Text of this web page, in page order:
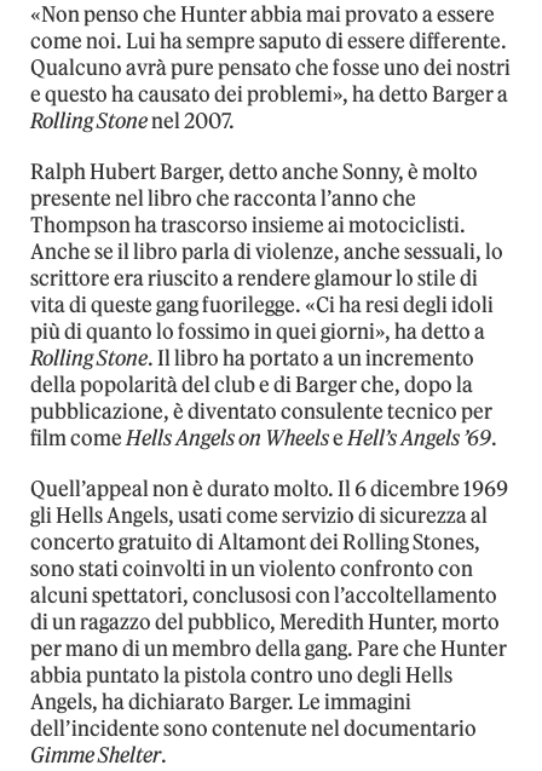
«Non penso che Hunter abbia mai provato a essere
come noi. Lui ha sempre saputo di essere differente.
Qualcuno avrà pure pensato che fosse uno dei nostri
e questo ha causato dei problemi», ha detto Barger a
Rolling Stonenel 2007.
Ralph Hubert Barger, detto anche Sonny, è molto
presente nel libro che racconta l’anno che
Thompson ha trascorso insieme ai motociclisti.
Anche se il libro parla di violenze, anche sessuali, lo
scrittore era riuscito a rendere glamour lo stile di
vita di queste gang fuorilegge. «Ci ha resi degli idoli
più di quanto lo fossimo in quei giorni», ha detto a
Rolling Stone. Il libro ha portato a un incremento
della popolarità del club e di Barger che, dopo la
pubblicazione, è diventato consulente tecnico per
film comeHells Angels on WheelseHell’s Angels ’69.
Quell’appeal non è durato molto. Il 6 dicembre 1969
gli Hells Angels, usati come servizio di sicurezza al
concerto gratuito di Altamont dei Rolling Stones,
sono stati coinvolti in un violento confronto con
alcuni spettatori, conclusosi con l’accoltellamento
di un ragazzo del pubblico, Meredith Hunter, morto
per mano di un membro della gang. Pare che Hunter
abbia puntato la pistola contro uno degli Hells
Angels, ha dichiarato Barger. Le immagini
dell’incidente sono contenute nel documentario
Gimme Shelter.